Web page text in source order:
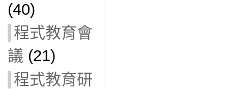
(40)
程式教育會
議 (21)
程式教育研